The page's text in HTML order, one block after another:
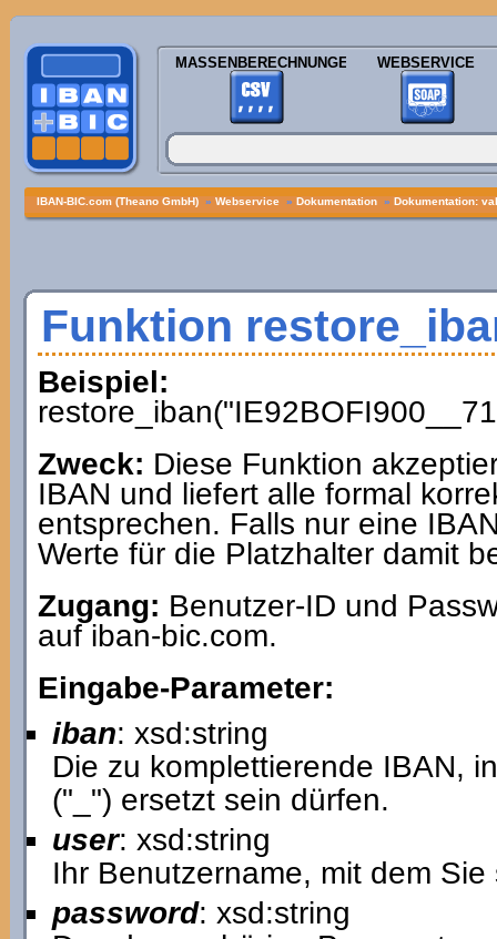
MASSENBERECHNUNGEN WEBSERVICE
IBAN-BIC.com (Theano GmbH) » Webservice » Dokumentation » Dokumentation:
Funktion
Beispiel:
Zweck: Diese Funktion
IBAN und liefert alle formal
entsprechen. Falls nur eine
Werte für die Platzhalter damit
Zugang: Benutzer-ID und
auf iban-bic.com.
Eingabe-Parameter:
iban: xsd:string
Die zu komplettierende IBAN,
("_") ersetzt sein dürfen.
user: xsd:string
Ihr Benutzername, mit dem
password: xsd:string